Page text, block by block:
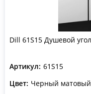
Dill 61S15 Душевой
Артикул: 61S15
Цвет: Черный матовый